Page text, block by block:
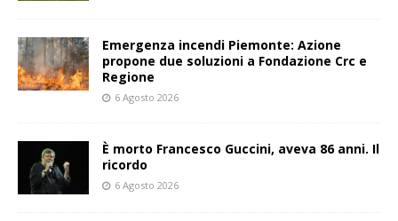
Emergenza incendi Piemonte: Azione
propone due soluzioni a Fondazione Crc e
Regione
6 Agosto 2026
È morto Francesco Guccini, aveva 86 anni. Il
ricordo
6 Agosto 2026